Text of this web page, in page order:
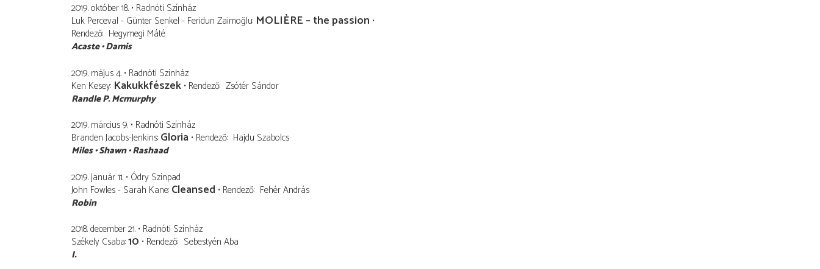
2019. október 18. Radnóti Színház
Luk Perceval - Günter Senkel - Feridun Zaimoğlu MOLIÈRE – the passion
Rendező Hegymegi Máté
Acaste Damis
2019. május 4. Radnóti Színház
Ken Kesey Kakukkfészek Rendező Zsótér Sándor
Randle P. Mcmurphy
2019. március 9. Radnóti Színház
Branden Jacobs-Jenkins Gloria Rendező Hajdu Szabolcs
Miles Shawn Rashaad
2019. január 11. Ódry Színpad
John Fowles - Sarah Kane Cleansed Rendező Fehér András
Robin
2018. december 21. Radnóti Színház
Székely Csaba 10 Rendező Sebestyén Aba
I.